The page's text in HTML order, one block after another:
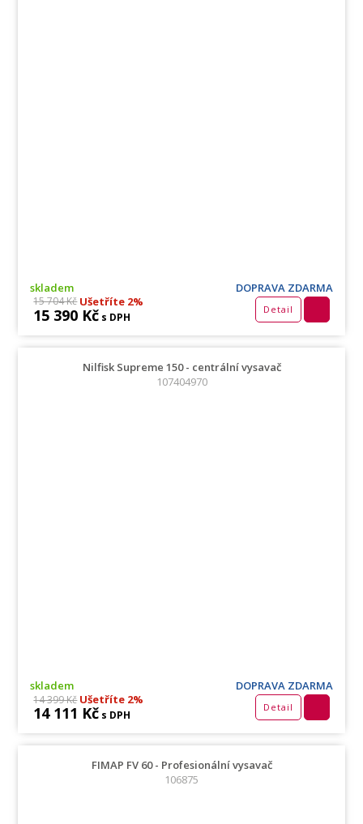
skladem DOPRAVA ZDARMA
15 704 KčUšetříte 2%
15 390 Kč s DPH
Detail
Nilfisk Supreme 150 - centrální vysavač
107404970
skladem DOPRAVA ZDARMA
14 399 KčUšetříte 2%
14 111 Kč s DPH
Detail
FIMAP FV 60 - Profesionální vysavač
106875